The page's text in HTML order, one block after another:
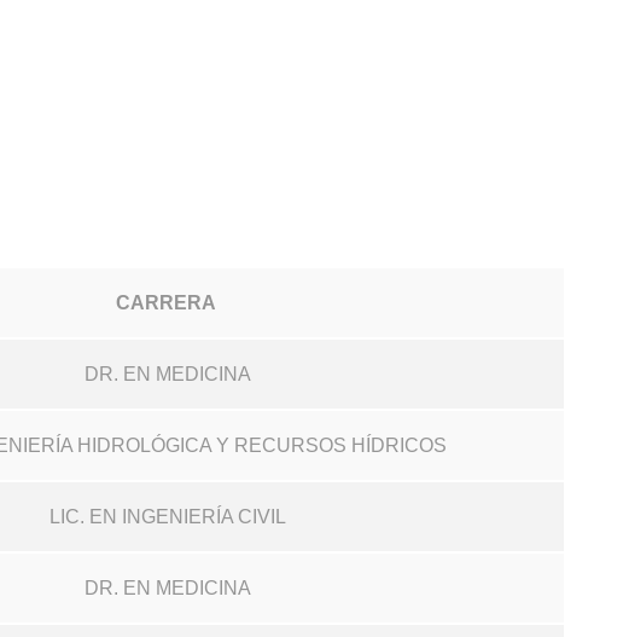
CARRERA
DR. EN MEDICINA
HIDROLÓGICA Y RECURSOS HÍDRICOS
LIC. EN INGENIERÍA CIVIL
DR. EN MEDICINA